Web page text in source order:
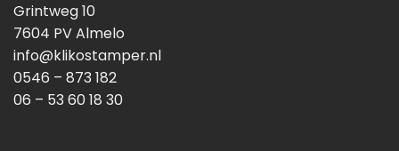
Grintweg 10
7604 PV Almelo
info@klikostamper.nl
0546 – 873 182
06 – 53 60 18 30